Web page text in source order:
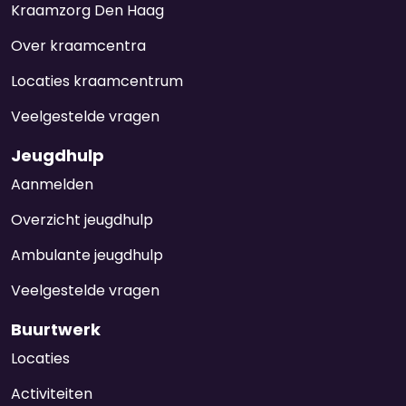
Kraamzorg Den Haag
Over kraamcentra
Locaties kraamcentrum
Veelgestelde vragen
Jeugdhulp
Aanmelden
Overzicht jeugdhulp
Ambulante jeugdhulp
Veelgestelde vragen
Buurtwerk
Locaties
Activiteiten